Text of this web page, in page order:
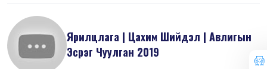
Ярилцлага | Цахим Шийдэл | Авлигын
Эсрэг Чуулган 2019